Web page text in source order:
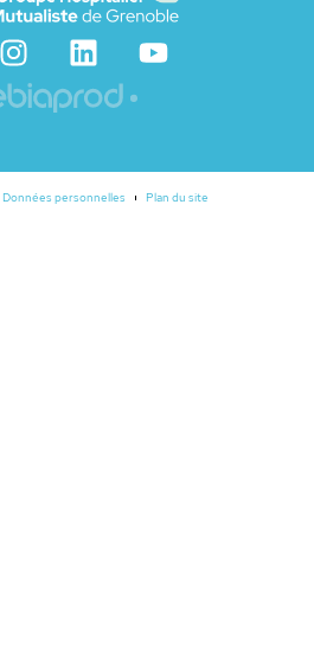
Données personnelles Plan du site